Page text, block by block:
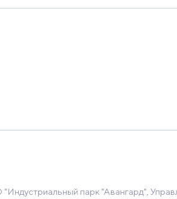
управления,
торговли РФ. Начальник
развития.
с ноября 2019 занимает
Награжден
Министра
парк "Авангард",